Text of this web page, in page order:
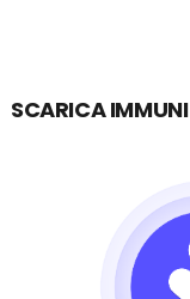
SCARICA IMMUNI